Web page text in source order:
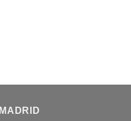
MADRID